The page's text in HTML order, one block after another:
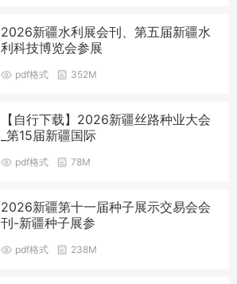
2026新疆水利展会刊、第五届新疆水
利科技博览会参展
pdf格式 352M
【自行下载】2026新疆丝路种业大会
_第15届新疆国际
pdf格式 78M
2026新疆第十一届种子展示交易会会
刊-新疆种子展参
pdf格式 238M